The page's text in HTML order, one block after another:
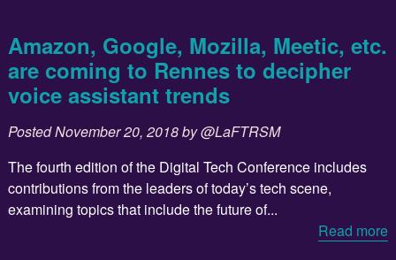
Amazon, Google, Mozilla, Meetic, etc.
are coming to Rennes to decipher
voice assistant trends
PostedNovember 20, 2018by@LaFTRSM
The fourth edition of the Digital Tech Conference includes
contributions from the leaders of today’s tech scene,
examining topics that include the future of...
Read more